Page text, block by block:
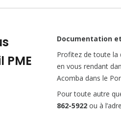
PME
Documentation
Profitez de toute la
en vous rendant
Acomba dans le
Pour toute autre
862-5922ou à